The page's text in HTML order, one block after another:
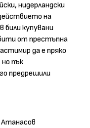
нидерландски
на
били купувани
от престъпна
да е пряко
пък
предрешили
Атанасов